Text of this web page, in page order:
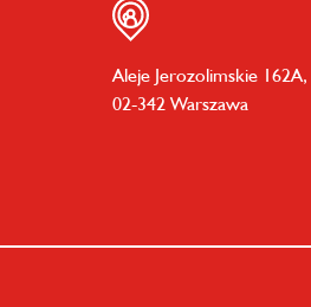
Aleje Jerozolimskie 162A,
02-342 Warszawa